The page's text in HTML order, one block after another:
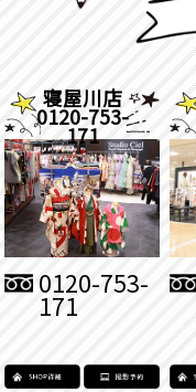
寝屋川店
0120-753-
171
0120-753-
171